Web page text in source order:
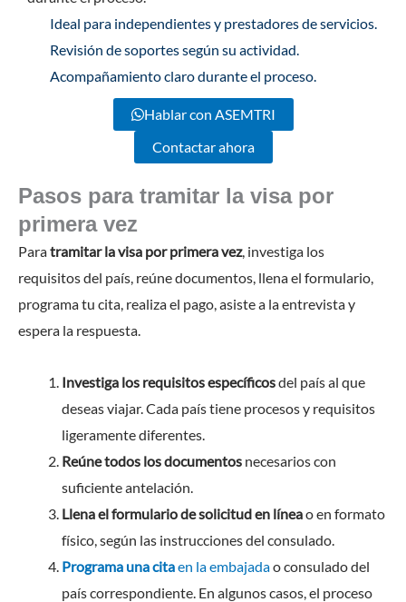
Ideal para independientes y prestadores de servicios.
Revisión de soportes según su actividad.
Acompañamiento claro durante el proceso.
Hablar con ASEMTRI
Contactar ahora
Pasos para tramitar la visa por
primera vez
Paratramitar la visa por primera vez, investiga los
requisitos del país, reúne documentos, llena el formulario,
programa tu cita, realiza el pago, asiste a la entrevista y
espera la respuesta.
Investiga los requisitos específicosdel país al que
deseas viajar. Cada país tiene procesos y requisitos
ligeramente diferentes.
Reúne todos los documentos necesarios con
suficiente antelación.
Llena el formulario de solicitud en líneao en formato
físico, según las instrucciones del consulado.
Programa una citaen la embajadao consulado del
país correspondiente. En algunos casos, el proceso